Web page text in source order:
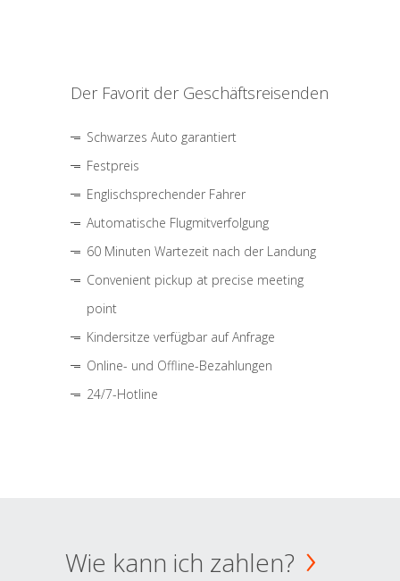
Der Favorit der Geschäftsreisenden
Schwarzes Auto garantiert
Festpreis
Englischsprechender Fahrer
Automatische Flugmitverfolgung
60 Minuten Wartezeit nach der Landung
Convenient pickup at precise meeting
point
Kindersitze verfügbar auf Anfrage
Online- und Offline-Bezahlungen
24/7-Hotline
Wie kann ich zahlen?